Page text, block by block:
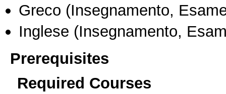
Greco (Insegnamento,
Inglese (Insegnamento,
Prerequisites
Required Courses